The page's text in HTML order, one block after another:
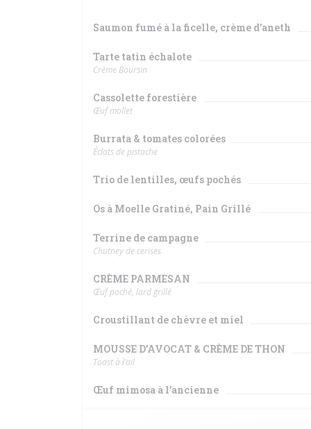
Saumon fumé à la ficelle, crème d’aneth
Tarte tatin échalote
Crème Boursin
Cassolette forestière
Œuf mollet
Burrata & tomates colorées
Éclats de pistache
Trio de lentilles, œufs pochés
Os à Moelle Gratiné, Pain Grillé
Terrine de campagne
Chutney de cerises
CRÈME PARMESAN
Œuf poché, lard grillé
Croustillant de chèvre et miel
MOUSSE D’AVOCAT & CRÈME DE THON
Toast à l’ail
Œuf mimosa à l’ancienne